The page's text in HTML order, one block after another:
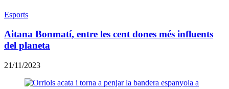
Esports
Aitana Bonmatí, entre les cent dones més influents
del planeta
21/11/2023